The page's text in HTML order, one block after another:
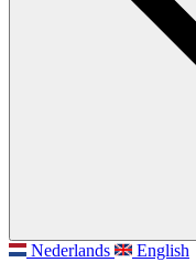
Nederlands English